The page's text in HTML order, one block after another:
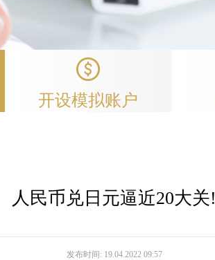
开设模拟账户
人民币兑日元逼近20大关!
发布时间: 19.04.2022 09:57